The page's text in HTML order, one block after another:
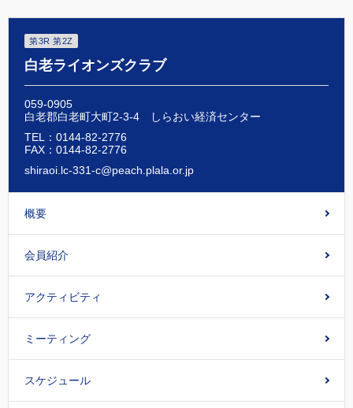
第3R 第2Z
白老ライオンズクラブ
059-0905
白老郡白老町大町2-3-4 しらおい経済センター
TEL：0144-82-2776
FAX：0144-82-2776
shiraoi.lc-331-c@peach.plala.or.jp
概要
会員紹介
アクティビティ
ミーティング
スケジュール